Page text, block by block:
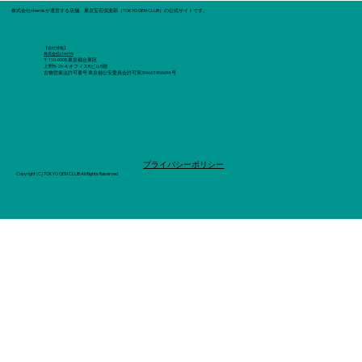
世界三大希少石とは。そもそも買取対象
になるの？
​株式会社chemisが運営する店舗、東京宝石倶楽部（TOKYO GEM CLUB）の公式サイトです。
【会社情報】
株式会社chemis
〒110-0005 東京都台東区
上野5-26-4 オフィスRビル5階
古物営業法許可番号 東京都公安委員会許可第306601906694号
​プライバシーポリシー
Copyright (C) TOKYO GEM CLUB All Rights Reserved